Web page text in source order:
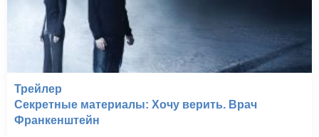
Трейлер
Секретные материалы: Хочу верить. Врач
Франкенштейн